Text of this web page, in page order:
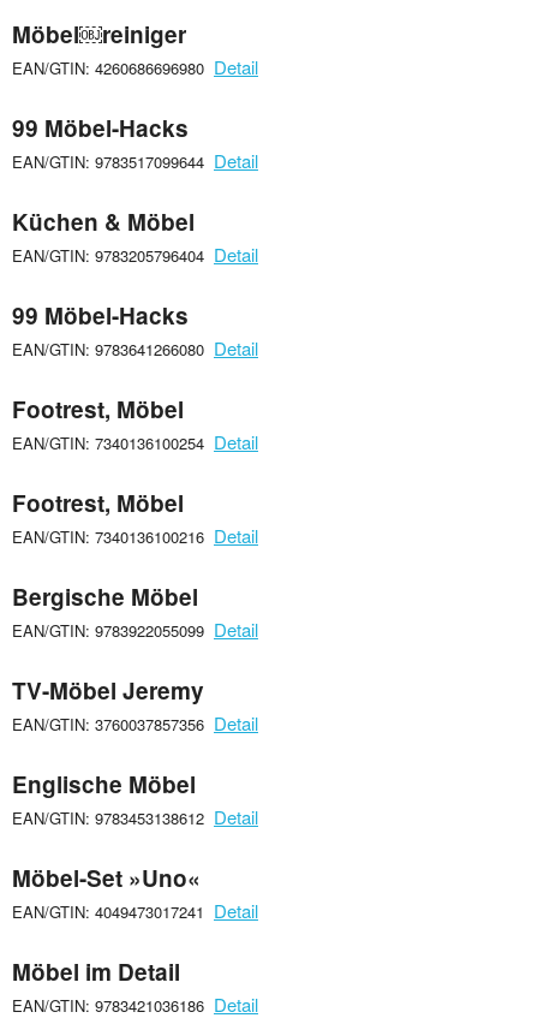
Möbel￼reiniger
EAN/GTIN: 4260686696980 Detail
99 Möbel-Hacks
EAN/GTIN: 9783517099644 Detail
Küchen & Möbel
EAN/GTIN: 9783205796404 Detail
99 Möbel-Hacks
EAN/GTIN: 9783641266080 Detail
Footrest, Möbel
EAN/GTIN: 7340136100254 Detail
Footrest, Möbel
EAN/GTIN: 7340136100216 Detail
Bergische Möbel
EAN/GTIN: 9783922055099 Detail
TV-Möbel Jeremy
EAN/GTIN: 3760037857356 Detail
Englische Möbel
EAN/GTIN: 9783453138612 Detail
Möbel-Set »Uno«
EAN/GTIN: 4049473017241 Detail
Möbel im Detail
EAN/GTIN: 9783421036186 Detail